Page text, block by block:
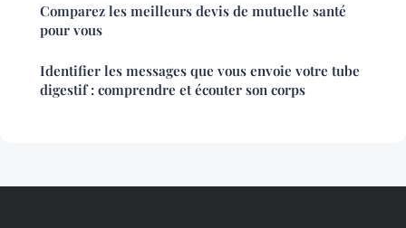
Comparez les meilleurs devis de mutuelle santé
pour vous
Identifier les messages que vous envoie votre tube
digestif : comprendre et écouter son corps